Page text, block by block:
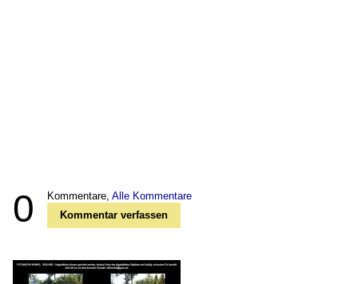
0 Kommentare, Alle Kommentare
Kommentar verfassen